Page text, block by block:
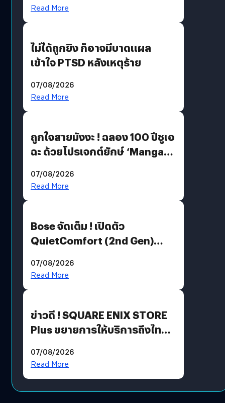
Read More
ไม่ได้ถูกยิง ก็อาจมีบาดแผล
เข้าใจ PTSD หลังเหตุร้าย
07/08/2026
Read More
ถูกใจสายมังงะ ! ฉลอง 100 ปีชูเอ
ฉะ ด้วยโปรเจกต์ยักษ์ ‘Manga
มีภาษาไทยด้วย
07/08/2026
Read More
Bose จัดเต็ม ! เปิดตัว
QuietComfort (2nd Gen)
07/08/2026
Read More
ข่าวดี ! SQUARE ENIX STORE
Plus ขยายการให้บริการถึงไทย
โดยตรง
07/08/2026
Read More